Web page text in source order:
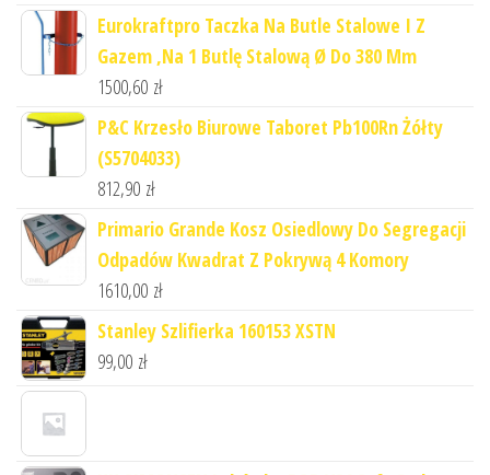
Eurokraftpro Taczka Na Butle Stalowe I Z
Gazem ,Na 1 Butlę Stalową Ø Do 380 Mm
1500,60 zł
P&C Krzesło Biurowe Taboret Pb100Rn Żółty
(S5704033)
812,90 zł
Primario Grande Kosz Osiedlowy Do Segregacji
Odpadów Kwadrat Z Pokrywą 4 Komory
1610,00 zł
Stanley Szlifierka 160153 XSTN
99,00 zł